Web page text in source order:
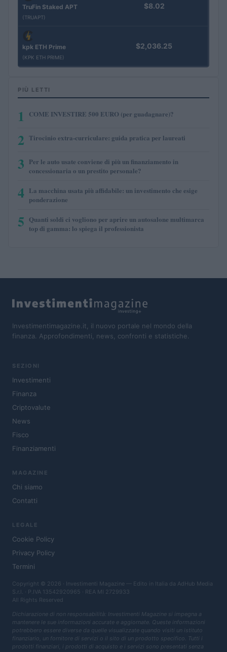
TruFin Staked APT
(TRUAPT)
$8.02
kpk ETH Prime
(KPK ETH PRIME)
$2,036.25
PIÙ LETTI
1 COME INVESTIRE 500 EURO (per guadagnare)?
2 Tirocinio extra-curriculare: guida pratica per laureati
3 Per le auto usate conviene di più un finanziamento in
concessionaria o un prestito personale?
4 La macchina usata più affidabile: un investimento che esige
ponderazione
5 Quanti soldi ci vogliono per aprire un autosalone multimarca
top di gamma: lo spiega il professionista
Investimentimagazine.it, il nuovo portale nel mondo della
finanza. Approfondimenti, news, confronti e statistiche.
SEZIONI
Investimenti
Finanza
Criptovalute
News
Fisco
Finanziamenti
MAGAZINE
Chi siamo
Contatti
LEGALE
Cookie Policy
Privacy Policy
Termini
Copyright © 2026 · Investimenti Magazine — Edito in Italia da AdHub Media
S.r.l. · P.IVA 13542920965 · REA MI 2729933
All Rights Reserved
Dichiarazione di non responsabilità: Investimenti Magazine si impegna a
mantenere le sue informazioni accurate e aggiornate. Queste informazioni
potrebbero essere diverse da quelle visualizzate quando visiti un istituto
finanziario, un fornitore di servizi o il sito di un prodotto specifico. Tutti i
prodotti finanziari, i prodotti di acquisto e i servizi sono presentati senza